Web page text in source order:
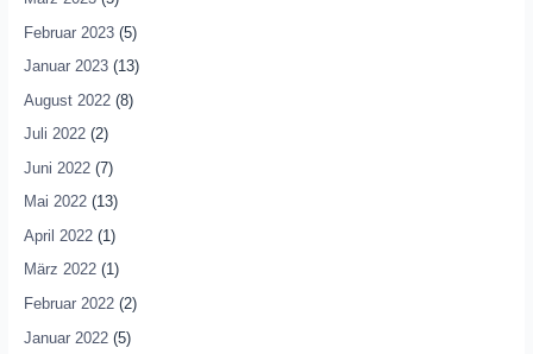
Februar 2023(5)
Januar 2023(13)
August 2022(8)
Juli 2022(2)
Juni 2022(7)
Mai 2022(13)
April 2022(1)
März 2022(1)
Februar 2022(2)
Januar 2022(5)